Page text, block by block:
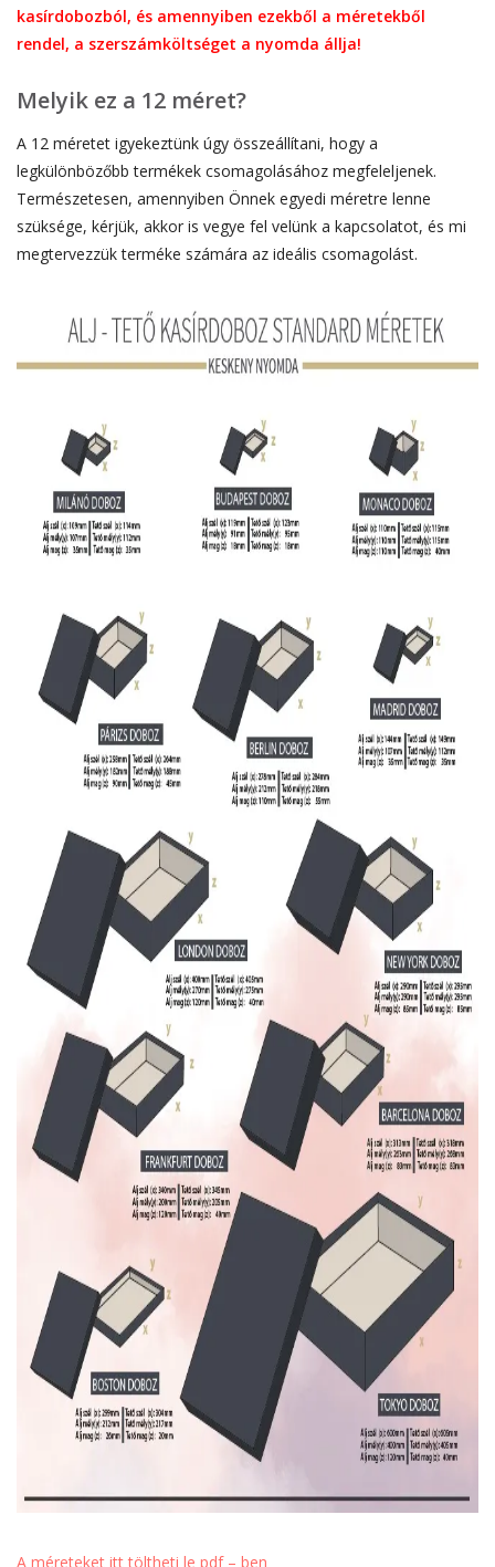
kasírdobozból, és amennyiben ezekből a méretekből
rendel, a szerszámköltséget a nyomda állja!
Melyik ez a 12 méret?
A 12 méretet igyekeztünk úgy összeállítani, hogy a
legkülönbözőbb termékek csomagolásához megfeleljenek.
Természetesen, amennyiben Önnek egyedi méretre lenne
szüksége, kérjük, akkor is vegye fel velünk a kapcsolatot, és mi
megtervezzük terméke számára az ideális csomagolást.
A méreteket itt töltheti le pdf – ben